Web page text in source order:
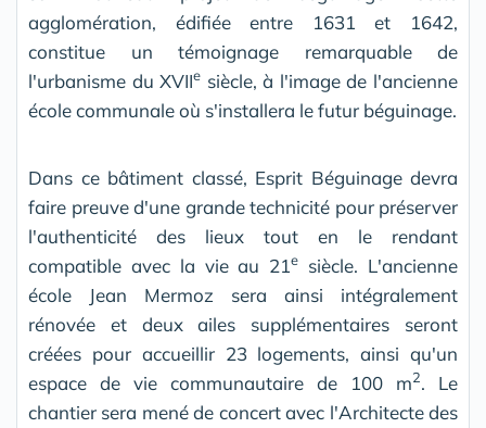
agglomération, édifiée entre 1631 et 1642,
constitue un témoignage remarquable de
l'urbanisme du XVIIe siècle, à l'image de l'ancienne
école communale où s'installera le futur béguinage.
Dans ce bâtiment classé, Esprit Béguinage devra
faire preuve d'une grande technicité pour préserver
l'authenticité des lieux tout en le rendant
compatible avec la vie au 21e
siècle. L'ancienne
école Jean Mermoz sera ainsi intégralement
rénovée et deux ailes supplémentaires seront
créées pour accueillir 23 logements, ainsi qu'un
espace de vie communautaire de 100 m2. Le
chantier sera mené de concert avec l'Architecte des